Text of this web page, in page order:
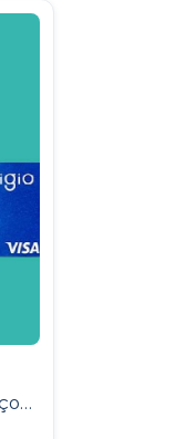
O Digio é uma plataforma digital de serviços financeiros com a solidez de um banco e agilidade de uma fintech que contou com o apoio da GX2, através da alocação de talentos, para acelerar e suportar o crescimento da empresa.